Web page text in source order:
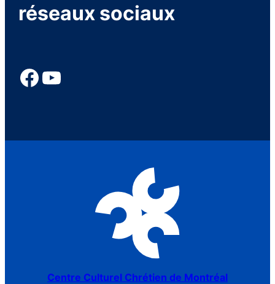
réseaux sociaux
Centre Culturel Chrétien de Montréal